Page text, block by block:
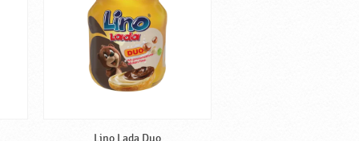
Lino Lada Duo